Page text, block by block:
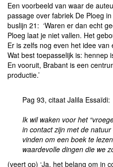
Een voorbeeld van waar de
passage over fabriek De Ploeg
buslijn 21: ‘Waren er dan echt
Ploeg laat je niet vallen. Het
Er is zelfs nog even het idee
Wat best toepasselijk is: hennep
En vooruit, Brabant is een
productie.’
Pag 93, citaat Jalila Essaïdi:
Ik wil waken voor het
in contact zijn met de
vinden om een boek te
waardevolle dingen die we
(veert op) ‘Ja, het belang om in